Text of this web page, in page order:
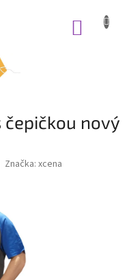
čepičkou nový
Značka: xcena